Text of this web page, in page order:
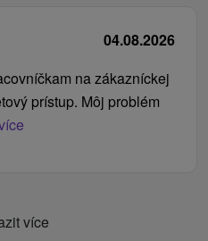
04.08.2026
na zákazníckej
prístup. Môj problém
více